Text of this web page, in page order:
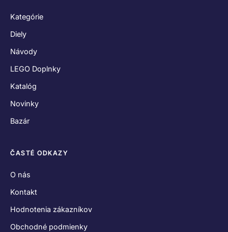
Kategórie
Diely
Návody
LEGO Doplnky
Katalóg
Novinky
Bazár
ČASTÉ ODKAZY
O nás
Kontakt
Hodnotenia zákazníkov
Obchodné podmienky